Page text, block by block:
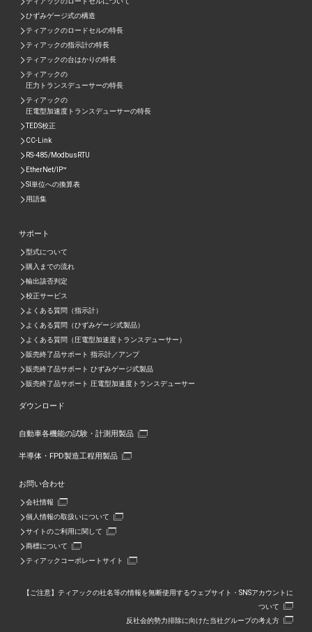
ひずみゲージ式の構造
ティアックのロードセルの特長
ティアックの指示計の特長
ティアックの台はかりの特長
ティアックの
圧力トランスデューサーの特長
ティアックの
圧電型加速度トランスデューサーの特⾧
TEDS校正
CC-Link
RS-485/ModbusRTU
EtherNet/IP™
SI単位への換算表
用語集
サポート
型式について
購入までの流れ
輸出該否判定
校正サービス
よくある質問（指示計）
よくある質問（ひずみゲージ式製品）
よくある質問（圧電型加速度トランスデューサー）
販売終了品サポート 指示計／アンプ
販売終了品サポート ひずみゲージ式製品
販売終了品サポート 圧電型加速度トランスデューサー
ダウンロード
自動車各機能の試験・計測用製品
半導体・FPD製造工程用製品
お問い合わせ
会社情報
個人情報の取扱いについて
サイトのご利用に関して
商標について
ティアックコーポレートサイト
【ご注意】ティアックの社名等の情報を無断使用するウェブサイト・SNSアカウントに
ついて
反社会的勢力排除に向けた当社グループの考え方